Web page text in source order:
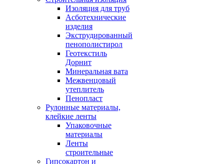
Изоляция для труб
Асботехнические
изделия
Экструдированный
пенополистирол
Геотекстиль
Дорнит
Минеральная вата
Межвенцовый
утеплитель
Пенопласт
Рулонные материалы,
клейкие ленты
Упаковочные
материалы
Ленты
строительные
Гипсокартон и